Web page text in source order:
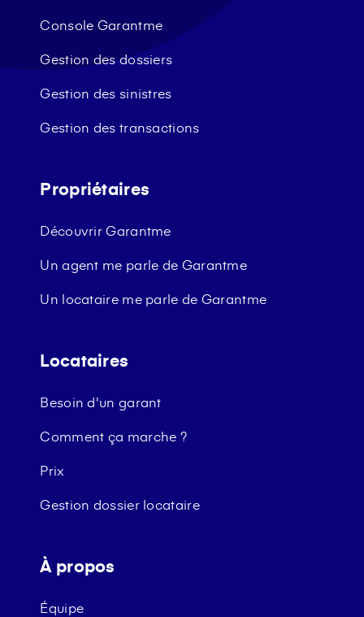
Console Garantme
Gestion des dossiers
Gestion des sinistres
Gestion des transactions
Propriétaires
Découvrir Garantme
Un agent me parle de Garantme
Un locataire me parle de Garantme
Locataires
Besoin d'un garant
Comment ça marche ?
Prix
Gestion dossier locataire
À propos
Équipe